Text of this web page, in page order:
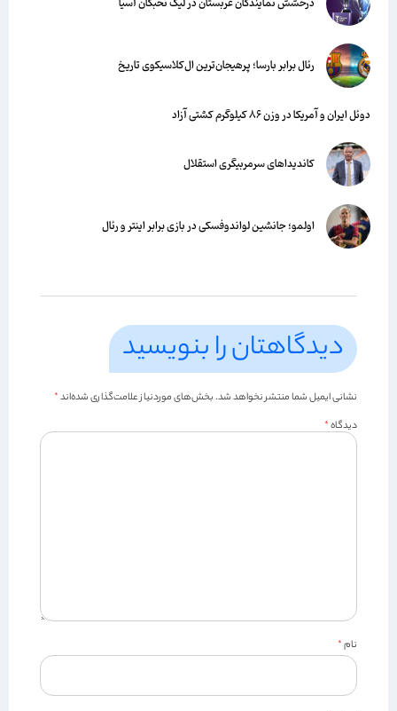
رئال برابر بارسا؛ پرهیجان‌‌ترین ال‌کلاسیکوی تاریخ
دوئل ایران و آمریکا در وزن ۸۶ کیلوگرم کشتی آزاد
کاندیداهای سرمربیگری استقلال
اولمو؛ جانشین لواندوفسکی در بازی برابر اینتر و رئال
دیدگاهتان را بنویسید
نشانی ایمیل شما منتشر نخواهد شد.بخش‌های موردنیاز علامت‌گذاری شده‌اند*
دیدگاه*
نام*